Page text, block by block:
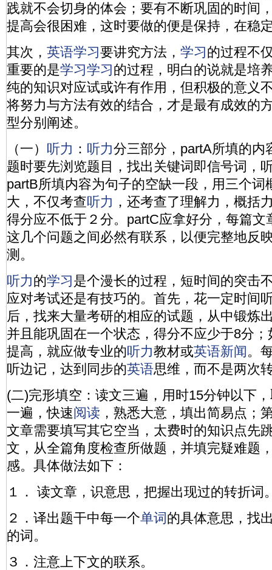
践就不会切身的体会；要有不断巩固的时间
提高会很困难，这时要做的便是保持，在稳
其次， 英语学习要讲究方法， 学习的过程不
重要的是学习学习的过程，明白的说就是培
纯的知识对应试或许有作用，但积极的意义
将努力与方法有效的结合，才是最有成效的
型分别阐述。
（一） 听力 ： 听力分三部分，partA所填的内
题时要先浏览题目，找出关键词即信号词，
partB所填内容为句子的空缺一段，用三个词
大，不仅考查听力 ，还考查了理解力，概括
得分应不低于２分。partC应拿好分，每篇文
这几个问题之间必然有联系，以便完整地反
测。
听力的学习是个漫长的过程，短时间的突击
应对考试还是有技巧的。首先，花一定时间
后，找来大量考研的相应的试题，从中锻炼
并且能巩固在一个状态，得分不应少于8分
提高，就应做专业的听力教材或英语新闻。
听边记，达到同步的英语思维，而不是两次
(二)完形填空：读文三遍，用时15分钟以下
一遍，快速阅读 ，熟悉大意，填出简易点；
文章需要填写其它空当，太费时的知识点先
文，从全篇角度检查所做题，并填完疑难题
感。具体做法如下：
１． 读文章，识意思，把握出现过的转折词
２．译出题干中每一个单词的具体意思，找
的词。
３．注意上下文的联系。